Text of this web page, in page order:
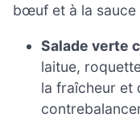
bœuf et à la sauce
Salade verte
laitue,
la fraîcheur et